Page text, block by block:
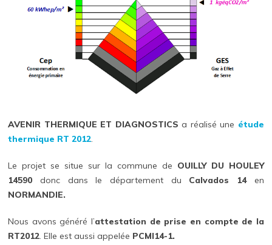
AVENIR THERMIQUE ET DIAGNOSTICS a réalisé une étude
thermique RT 2012
Le projet se situe sur la commune de OUILLY DU HOULEY
14590 donc dans le département du Calvados 14 en
NORMANDIE.
Nous avons généré l’attestation de prise en compte de la
RT2012 . Elle est aussi appelée PCMI14-1.